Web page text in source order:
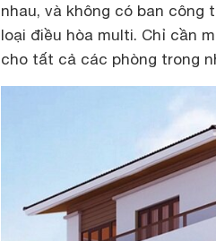
nhau, và không có ban công
loại điều hòa multi. Chỉ cần
cho tất cả các phòng trong